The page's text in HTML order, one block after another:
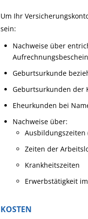
Um Ihr
sein:
Nachweise über
Geburtsurkunde
Geburtsurkunden der
Eheurkunden bei
Nachweise über:
Ausbildungszeiten
Zeiten der
Krankheitszeiten
Erwerbstätigkeit
KOSTEN